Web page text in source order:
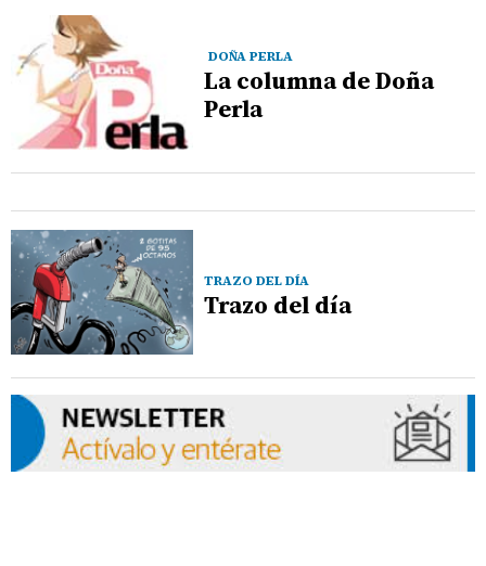
DOÑA PERLA
La columna de Doña
Perla
TRAZO DEL DÍA
Trazo del día